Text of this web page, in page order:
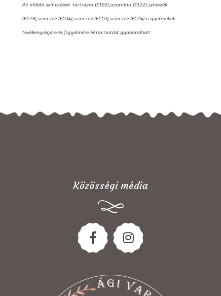
Az alábbi színezékek: tartrazin (E102),azorubin (E122),színezék
(E129),színezék (E104),színezék (E110),színezék (E124) a gyermekek
tevékenységére és figyelmére káros hatást gyakorolhat!
Közösségi média